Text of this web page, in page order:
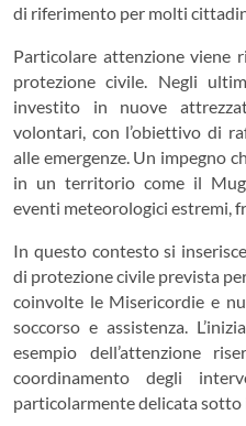
di riferimento per molti
Particolare attenzione viene
protezione civile. Negli
investito in nuove
volontari, con l’obiettivo di
alle emergenze. Un impegno
in un territorio come il
eventi meteorologici estremi,
In questo contesto si
di protezione civile prevista
coinvolte le Misericordie e
soccorso e assistenza.
esempio dell’attenzione
coordinamento degli
particolarmente delicata